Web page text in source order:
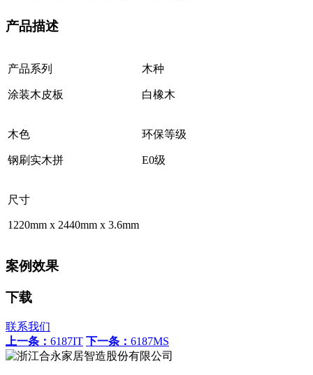
产品描述
产品系列
涂装木皮板
木种
白橡木
木色
钢刷实木拼
环保等级
E0级
尺寸
1220mm x 2440mm x 3.6mm
案例效果
下载
联系我们
上一条： 6187IT 下一条： 6187MS